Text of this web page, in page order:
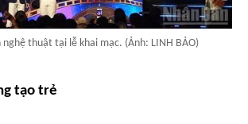
thuật tại lễ khai mạc. (Ảnh: LINH BẢO)
tạo trẻ